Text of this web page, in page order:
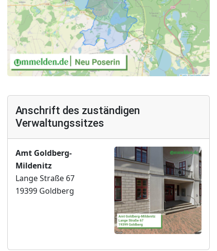
Anschrift des zuständigen
Verwaltungssitzes
Amt Goldberg-
Mildenitz
Lange Straße 67
19399 Goldberg